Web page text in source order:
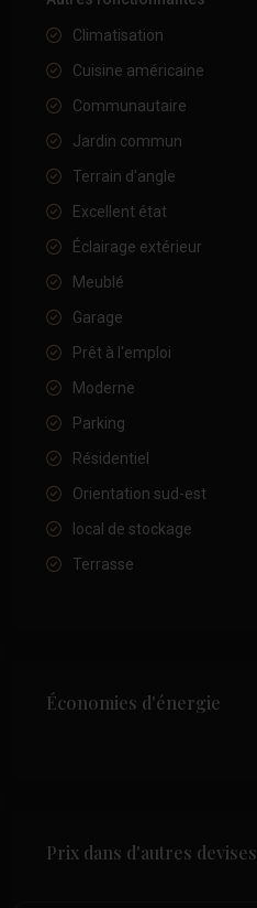
Climatisation
Cuisine américaine
Communautaire
Jardin commun
Terrain d'angle
Excellent état
Éclairage extérieur
Meublé
Garage
Prêt à l'emploi
Moderne
Parking
Résidentiel
Orientation sud-est
local de stockage
Terrasse
Économies d'énergie
Prix dans d'autres devises